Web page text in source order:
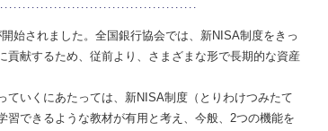
始されました。全国銀行協会では、新NISA制度をきっ
献するため、従前より、さまざまな形で長期的な資産
いくにあたっては、新NISA制度（とりわけつみたて
できるような教材が有用と考え、今般、2つの機能を